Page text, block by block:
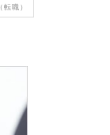
転職）